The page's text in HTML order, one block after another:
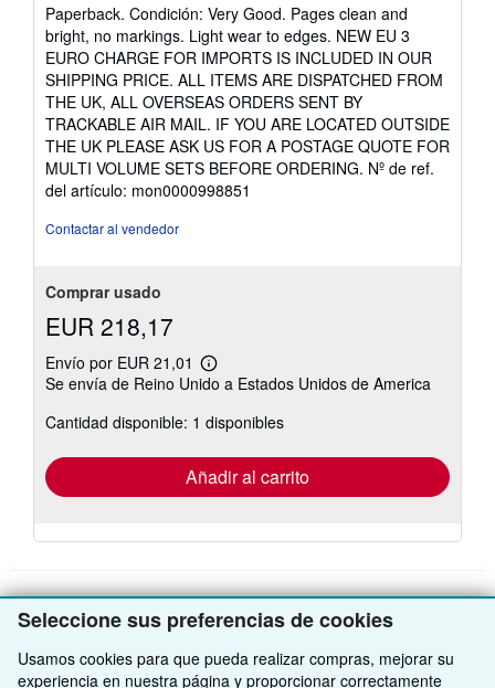
Seleccione sus preferencias de cookies
Usamos cookies para que pueda realizar compras, mejorar su
experiencia en nuestra página y proporcionar correctamente
vendedor:
5
de
5
estrellas
Paperback. Condición: Very Good. Pages clean and
bright, no markings. Light wear to edges. NEW EU 3
EURO CHARGE FOR IMPORTS IS INCLUDED IN OUR
SHIPPING PRICE. ALL ITEMS ARE DISPATCHED FROM
THE UK, ALL OVERSEAS ORDERS SENT BY
TRACKABLE AIR MAIL. IF YOU ARE LOCATED OUTSIDE
THE UK PLEASE ASK US FOR A POSTAGE QUOTE FOR
MULTI VOLUME SETS BEFORE ORDERING. Nº de ref.
del artículo: mon0000998851
Contactar al vendedor
Comprar usado
EUR 218,17
Envío por EUR 21,01
Más
información
las
tarifas
envío
Se envía de Reino Unido a Estados Unidos de America
Cantidad disponible: 1 disponibles
Añadir al carrito